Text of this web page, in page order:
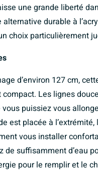
une grande liberté
durable à
choix particulièrement
d’environ 127 cm,
Les lignes
puissiez vous
est placée à l’extrémité,
vous installer
de suffisamment d’eau
pour le remplir et le